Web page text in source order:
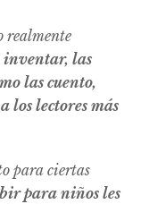
realmente
inventar, las
las cuento,
los lectores más
para ciertas
para niños les